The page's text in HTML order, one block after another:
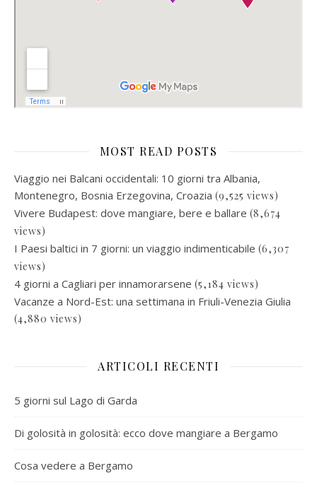
MOST READ POSTS
Viaggio nei Balcani occidentali: 10 giorni tra Albania,
Montenegro, Bosnia Erzegovina, Croazia (9,525 views)
Vivere Budapest: dove mangiare, bere e ballare (8,674
views)
I Paesi baltici in 7 giorni: un viaggio indimenticabile (6,307
views)
4 giorni a Cagliari per innamorarsene (5,184 views)
Vacanze a Nord-Est: una settimana in Friuli-Venezia Giulia
(4,880 views)
ARTICOLI RECENTI
5 giorni sul Lago di Garda
Di golosità in golosità: ecco dove mangiare a Bergamo
Cosa vedere a Bergamo